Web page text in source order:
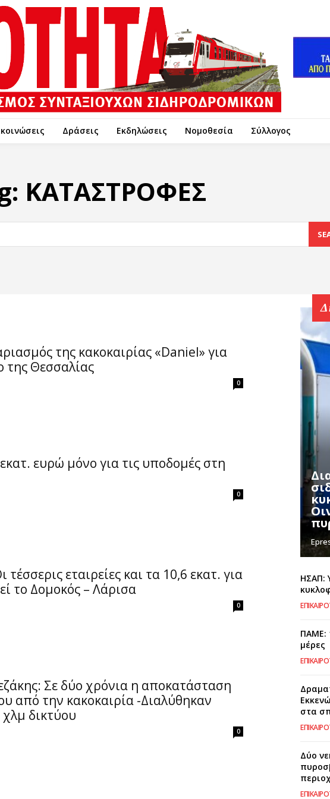
Δράσεις Εκδηλώσεις Νομοθεσία Σύλλογος
ΚΑΤΑΣΤΡΟΦΕΣ
της κακοκαιρίας «Daniel» για
της Θεσσαλίας
0
ευρώ μόνο για τις υποδομές στη
0
εταιρείες και τα 10,6 εκατ. για
το Δομοκός – Λάρισα
0
Σε δύο χρόνια η αποκατάσταση
από την κακοκαιρία -Διαλύθηκαν
δικτύου
0
ΗΣΑΠ:
ΠΑΜΕ:
μέρες
στα
Δύο